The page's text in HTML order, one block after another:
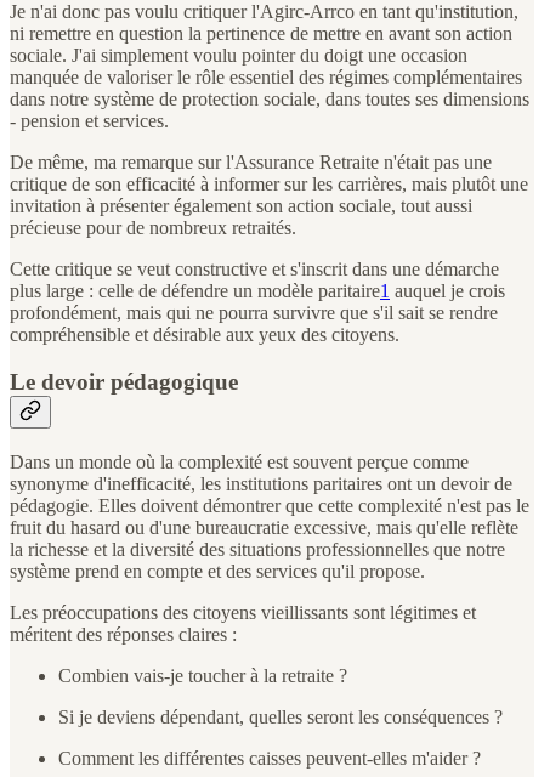
Je n'ai donc pas voulu critiquer l'Agirc-Arrco en tant qu'institution,
ni remettre en question la pertinence de mettre en avant son action
sociale. J'ai simplement voulu pointer du doigt une occasion
manquée de valoriser le rôle essentiel des régimes complémentaires
dans notre système de protection sociale, dans toutes ses dimensions
- pension et services.
De même, ma remarque sur l'Assurance Retraite n'était pas une
critique de son efficacité à informer sur les carrières, mais plutôt une
invitation à présenter également son action sociale, tout aussi
précieuse pour de nombreux retraités.
Cette critique se veut constructive et s'inscrit dans une démarche
plus large : celle de défendre un modèle paritaire1 auquel je crois
profondément, mais qui ne pourra survivre que s'il sait se rendre
compréhensible et désirable aux yeux des citoyens.
Le devoir pédagogique
Dans un monde où la complexité est souvent perçue comme
synonyme d'inefficacité, les institutions paritaires ont un devoir de
pédagogie. Elles doivent démontrer que cette complexité n'est pas le
fruit du hasard ou d'une bureaucratie excessive, mais qu'elle reflète
la richesse et la diversité des situations professionnelles que notre
système prend en compte et des services qu'il propose.
Les préoccupations des citoyens vieillissants sont légitimes et
méritent des réponses claires :
Combien vais-je toucher à la retraite ?
Si je deviens dépendant, quelles seront les conséquences ?
Comment les différentes caisses peuvent-elles m'aider ?